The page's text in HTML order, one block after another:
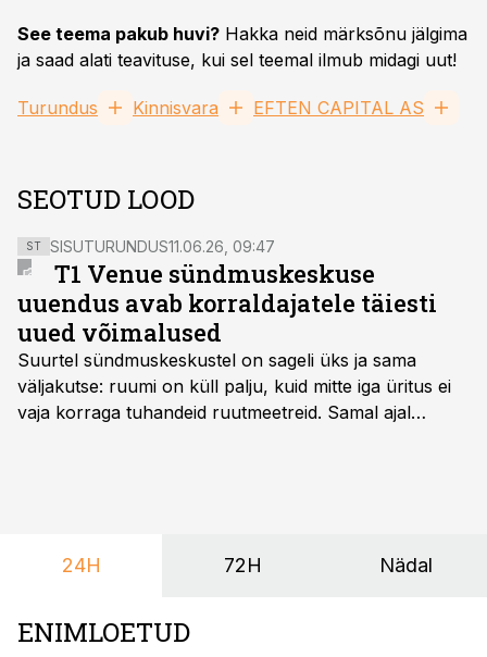
See teema pakub huvi? Hakka neid märksõnu jälgima
ja saad alati teavituse, kui sel teemal ilmub midagi uut!
Turundus Kinnisvara EFTEN CAPITAL AS
SEOTUD LOOD
ST SISUTURUNDUS11.06.26, 09:47
T1 Venue sündmuskeskuse
uuendus avab korraldajatele täiesti
uued võimalused
Suurtel sündmuskeskustel on sageli üks ja sama
väljakutse: ruumi on küll palju, kuid mitte iga üritus ei
vaja korraga tuhandeid ruutmeetreid. Samal ajal
nendele vajadustele vastanud uuendusega, mis pakub
24H 72H Nädal
ENIMLOETUD